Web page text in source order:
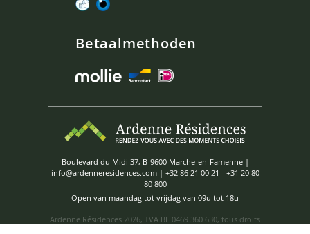
Betaalmethoden
Boulevard du Midi 37, B-9600 Marche-en-Famenne |
info@ardenneresidences.com| +32 86 21 00 21 - +31 20 80
80 800
Open van maandag tot vrijdag van 09u tot 18u
Ardenne Résidences 2026, TVA BE 0469 360 630, tous droits
réservés